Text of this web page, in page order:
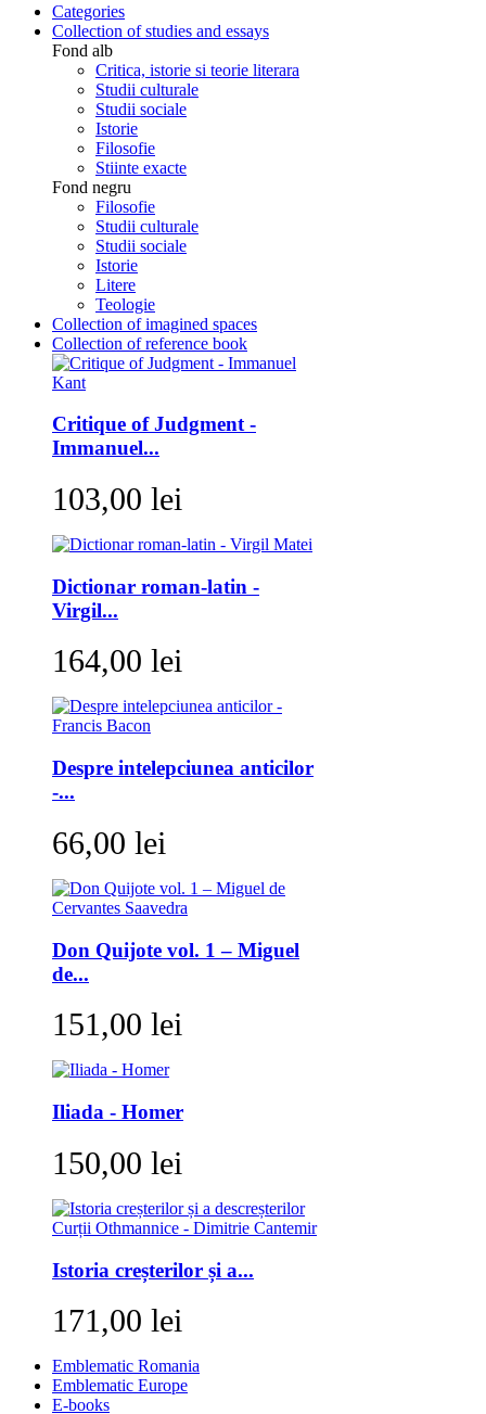
Categories
Collection of studies and essays
Fond alb
Critica, istorie si teorie literara
Studii culturale
Studii sociale
Istorie
Filosofie
Stiinte exacte
Fond negru
Filosofie
Studii culturale
Studii sociale
Istorie
Litere
Teologie
Collection of imagined spaces
Collection of reference book
Critique of Judgment -
Immanuel...
103,00 lei
Dictionar roman-latin -
Virgil...
164,00 lei
Despre intelepciunea anticilor
-...
66,00 lei
Don Quijote vol. 1 – Miguel
de...
151,00 lei
Iliada - Homer
150,00 lei
Istoria creșterilor și a...
171,00 lei
Emblematic Romania
Emblematic Europe
E-books